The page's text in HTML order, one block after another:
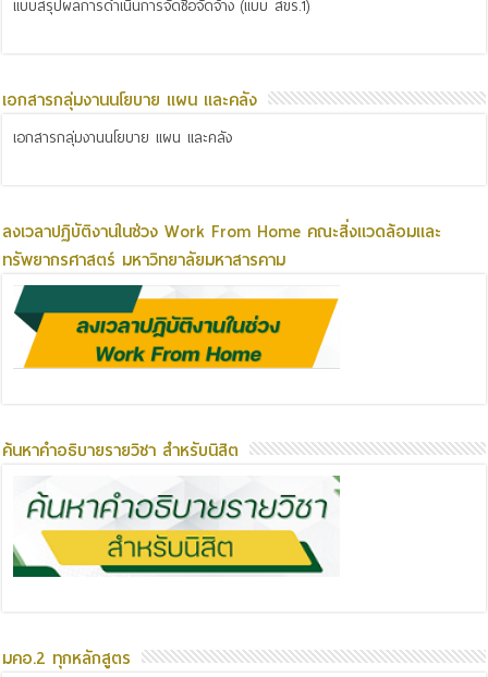
แบบสรุปผลการดำเนินการจัดซื้อจัดจ้าง (แบบ สขร.1)
เอกสารกลุ่มงานนโยบาย แผน และคลัง
เอกสารกลุ่มงานนโยบาย แผน และคลัง
ลงเวลาปฏิบัติงานในช่วง Work From Home คณะสิ่งแวดล้อมและ
ทรัพยากรศาสตร์ มหาวิทยาลัยมหาสารคาม
ค้นหาคำอธิบายรายวิชา สำหรับนิสิต
มคอ.2 ทุกหลักสูตร